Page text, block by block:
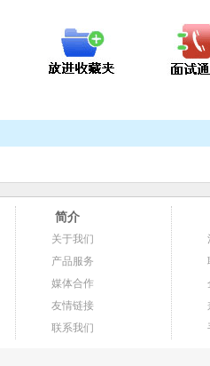
简介
关于我们
产品服务
媒体合作
友情链接
联系我们